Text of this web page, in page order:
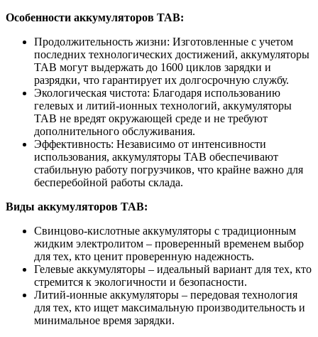
Особенности аккумуляторов TAB:
Продолжительность жизни: Изготовленные с учетом
последних технологических достижений, аккумуляторы
TAB могут выдержать до 1600 циклов зарядки и
разрядки, что гарантирует их долгосрочную службу.
Экологическая чистота: Благодаря использованию
гелевых и литий-ионных технологий, аккумуляторы
TAB не вредят окружающей среде и не требуют
дополнительного обслуживания.
Эффективность: Независимо от интенсивности
использования, аккумуляторы TAB обеспечивают
стабильную работу погрузчиков, что крайне важно для
бесперебойной работы склада.
Виды аккумуляторов TAB:
Свинцово-кислотные аккумуляторы с традиционным
жидким электролитом – проверенный временем выбор
для тех, кто ценит проверенную надежность.
Гелевые аккумуляторы – идеальный вариант для тех, кто
стремится к экологичности и безопасности.
Литий-ионные аккумуляторы – передовая технология
для тех, кто ищет максимальную производительность и
минимальное время зарядки.